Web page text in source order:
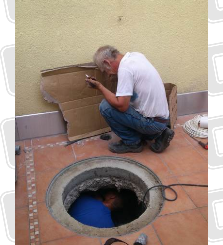
Kisokos
Referenciáinkból
Akcióink
Kapcsolat